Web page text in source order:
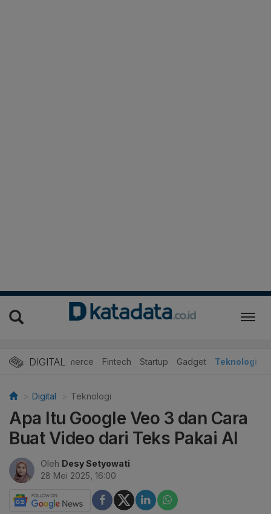
DIGITAL
E-Commerce Fintech Startup Gadget Teknologi
Digital Teknologi
Apa Itu Google Veo 3 dan Cara
Buat Video dari Teks Pakai AI
Oleh Desy Setyowati
28 Mei 2025, 16:00